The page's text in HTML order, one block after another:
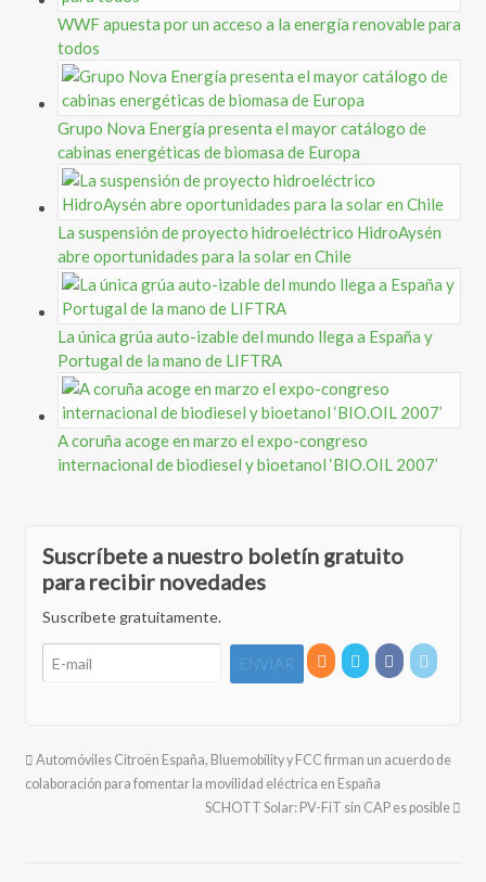
WWF apuesta por un acceso a la energía renovable para
todos
Grupo Nova Energía presenta el mayor catálogo de
cabinas energéticas de biomasa de Europa
La suspensión de proyecto hidroeléctrico HidroAysén
abre oportunidades para la solar en Chile
La única grúa auto-izable del mundo llega a España y
Portugal de la mano de LIFTRA
A coruña acoge en marzo el expo-congreso
internacional de biodiesel y bioetanol ‘BIO.OIL 2007’
Suscríbete a nuestro boletín gratuito
para recibir novedades
Suscríbete gratuitamente.
Automóviles Citroën España, Bluemobility y FCC firman un acuerdo de
colaboración para fomentar la movilidad eléctrica en España
SCHOTT Solar: PV-FiT sin CAP es posible